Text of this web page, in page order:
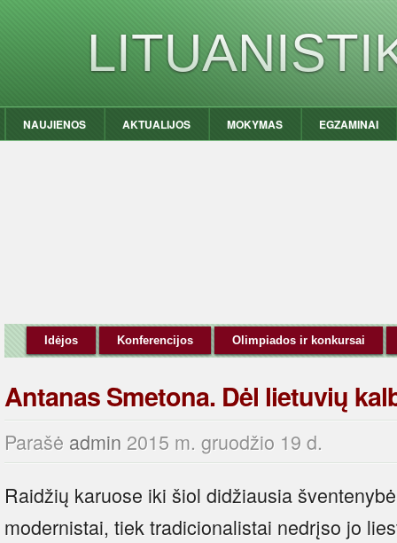
NAUJIENOS AKTUALIJOS MOKYMAS EGZAMINAI
Idėjos Konferencijos Olimpiados ir konkursai
Antanas Smetona. Dėl lietuvių
Parašė admin 2015 m. gruodžio 19 d.
Raidžių karuose iki šiol didžiausia
modernistai, tiek tradicionalistai nedrįso jo